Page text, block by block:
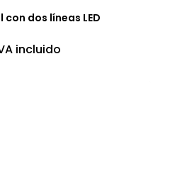
con dos líneas LED
incluido